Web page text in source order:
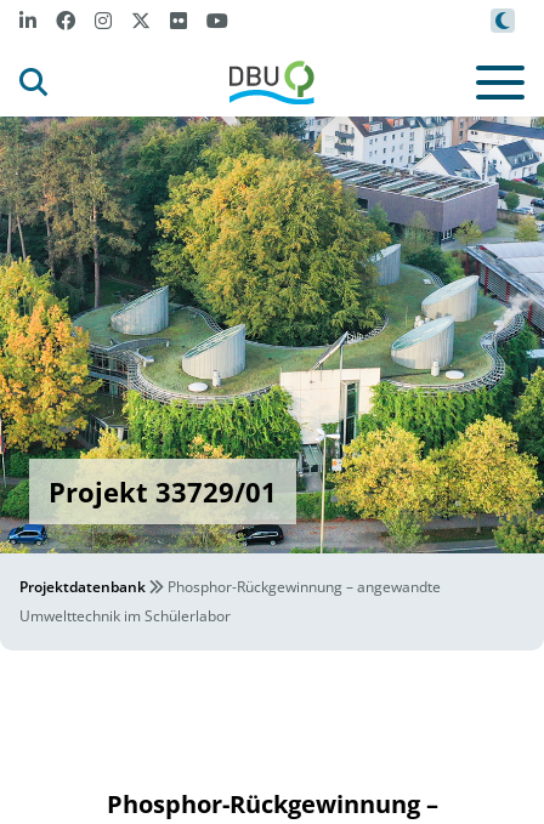
Projekt 33729/01
Projektdatenbank
Phosphor-Rückgewinnung – angewandte
Umwelttechnik im Schülerlabor
Phosphor-Rückgewinnung –